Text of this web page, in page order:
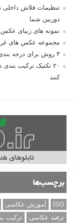
تنظیمات فلاش داخلی
دوربین شما
نمونه های زیبای
مجموعه عکس های
۳ روش برای درجه بندی و تنظیم دقیق رنگ در فتوشاپ
۲۰ تکنیک ترکیب
کنند
برچسب‌ها
ISO آموزش عکاسی
ترفند عکاسی
ترکیب